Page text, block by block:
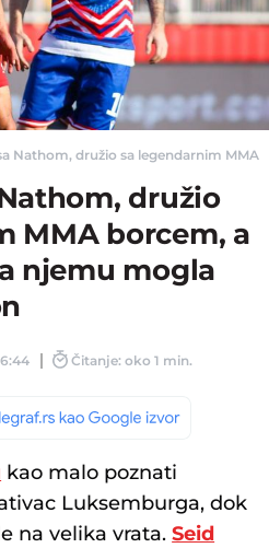
Nathom, družio sa legendarnim MMA
družio
MMA borcem, a
njemu mogla
Čitanje: oko 1 min.
kao malo poznati
Luksemburga, dok
na velika vrata.Seid